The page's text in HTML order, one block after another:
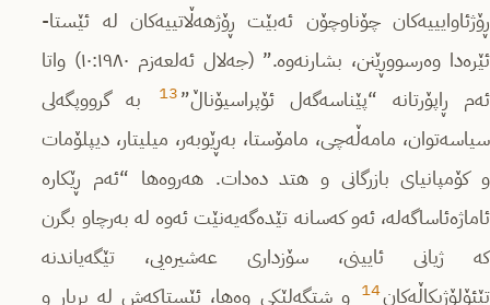
ڕۆژئاوایییەکان چۆناوچۆن ئەبێت ڕۆژهەڵاتییەکان لە ئێستا-
ئێرەدا وەرسووڕێنن، بشارنەوە.” (جەلال ئەلعەزم ١٠:١٩٨٠) واتا
ئەم ڕاپۆرتانە “پێناسەگەل ئۆپراسیۆناڵ”13
بە گرووپگەلی
سیاسەتوان، مامەڵەچی، مامۆستا، بەڕێوبەر، میلیتار، دیپلۆمات
و کۆمپانیای بازرگانی و هتد دەدات. هەروەها “ئەم ڕێکارە
ئاماژەئاساگەلە، ئەو کەسانە تێدەگەیەنێت ئەوە لە بەرچاو بگرن
کە ژیانی ئایینی، سۆزداری عەشیرەیی، تێگەیاندنە
تێئۆلۆژیکاڵەکان14 و شتگەلێکی وەها، ئێستاکەش لە بڕیار و